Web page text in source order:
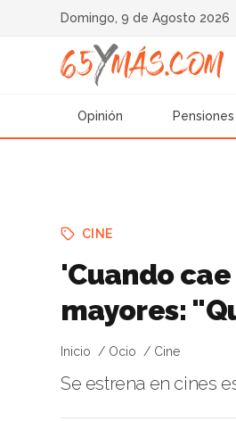
Domingo, 9 de Agosto 2026
Opinión Pensiones
CINE
'Cuando
mayores:
Inicio Ocio Cine
Se estrena en cines